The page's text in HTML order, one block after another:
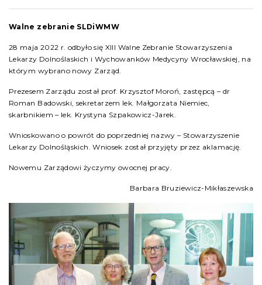
Walne zebranie SLDiWMW
28 maja 2022 r. odbyło się XIII Walne Zebranie Stowarzyszenia
Lekarzy Dolnoślaskich i Wychowanków Medycyny Wrocławskiej, na
którym wybrano nowy Zarząd.
Prezesem Zarządu został prof. Krzysztof Moroń, zastępcą – dr
Roman Badowski, sekretarzem lek. Małgorzata Niemiec,
skarbnikiem – lek. Krystyna Szpakowicz-Jarek.
Wnioskowano o powrót do poprzedniej nazwy – Stowarzyszenie
Lekarzy Dolnośląskich. Wniosek został przyjęty przez aklamację.
Nowemu Zarządowi życzymy owocnej pracy.
Barbara Bruziewicz-Mikłaszewska